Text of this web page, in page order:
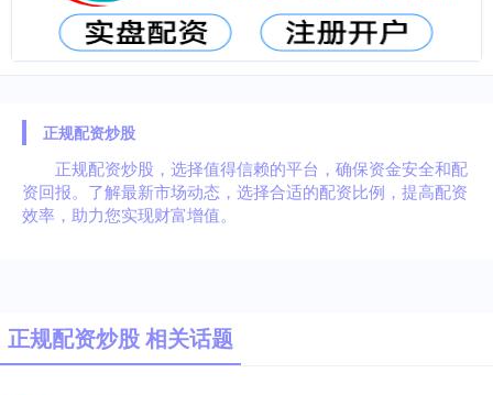
正规配资炒股
正规配资炒股，选择值得信赖的平台，确保资金安全和配
资回报。了解最新市场动态，选择合适的配资比例，提高配资
效率，助力您实现财富增值。
正规配资炒股 相关话题